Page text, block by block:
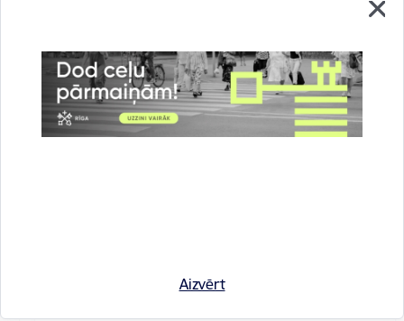
Aizvērt
14.sēde (ārkārtas)
Sēdes darba kārtība: Grozījumi Rīgas domes 2016.
gada 19. aprīļa saistošajos noteikumos Nr. 198 "Par
kārtību, kādā tiek…